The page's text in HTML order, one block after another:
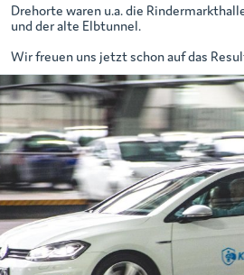
Drehorte waren u.a. die
und der alte Elbtunnel.
Wir freuen uns jetzt schon auf das